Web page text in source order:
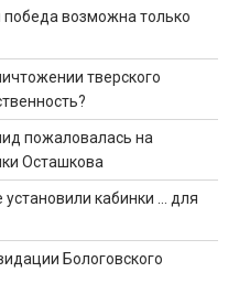
победа возможна только
тверского
пожаловалась на
Осташкова
кабинки … для
Бологовского